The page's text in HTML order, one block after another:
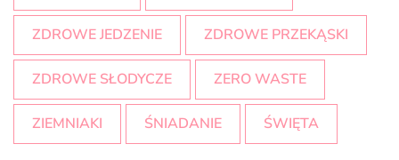
ZDROWE JEDZENIE ZDROWE PRZEKĄSKI
ZDROWE SŁODYCZE ZERO WASTE
ZIEMNIAKI ŚNIADANIE ŚWIĘTA